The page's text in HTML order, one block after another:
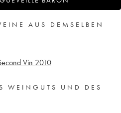
AUS DEMSELBEN
Vin 2010
WEINGUTS UND DES